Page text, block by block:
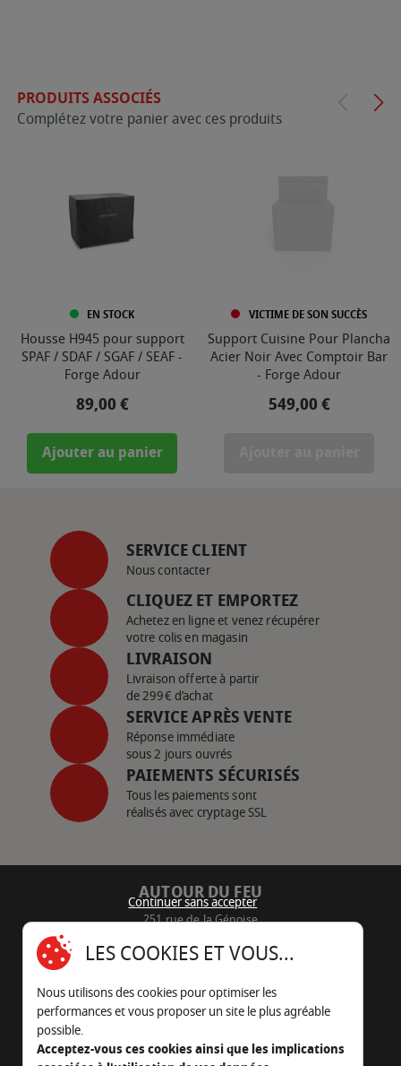
PRODUITS ASSOCIÉS
Complétez votre panier avec ces produits
EN STOCK
Housse H945 pour support
SPAF / SDAF / SGAF / SEAF -
Forge Adour
Prix
89,00 €
Ajouter au panier
VICTIME DE SON SUCCÈS
Support Cuisine Pour Plancha
Acier Noir Avec Comptoir Bar
- Forge Adour
Prix
549,00 €
SERVICE CLIENT
Nous contacter
CLIQUEZ ET EMPORTEZ
Achetez en ligne et venez récupérer
votre colis en magasin
LIVRAISON
Livraison offerte à partir
de 299€ d’achat
SERVICE APRÈS VENTE
Réponse immédiate
sous 2 jours ouvrés
PAIEMENTS SÉCURISÉS
Tous les paiements sont
réalisés avec cryptage SSL
AUTOUR DU FEU
251 rue de la Génoise
05 45 22 98 09
Nous envoyer un e-mail
Continuer sans accepter
LES COOKIES ET VOUS...
Nous utilisons des cookies pour optimiser les
performances et vous proposer un site le plus agréable
possible.
Acceptez-vous ces cookies ainsi que les implications